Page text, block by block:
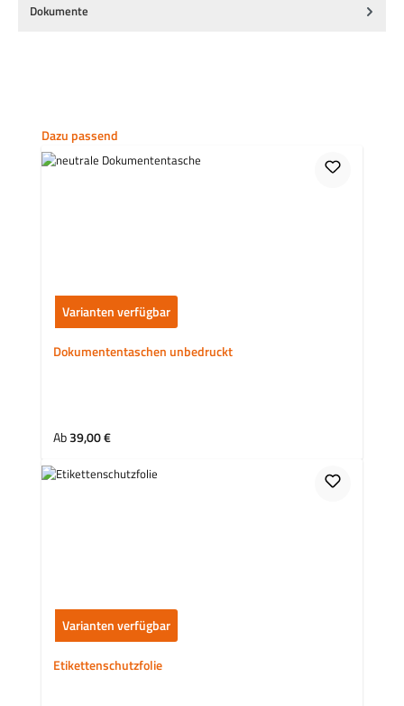
Dokumente
Produktgalerie überspringen
Dazu passend
Varianten verfügbar
Dokumententaschen unbedruckt
Regulärer Preis:
Ab39,00 €
Varianten verfügbar
Etikettenschutzfolie